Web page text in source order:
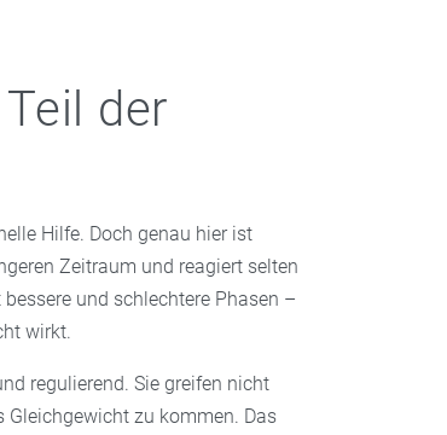
der
Hilfe. Doch genau hier ist
Zeitraum und reagiert selten
und schlechtere Phasen –
wirkt.
regulierend. Sie greifen nicht
Gleichgewicht zu kommen. Das